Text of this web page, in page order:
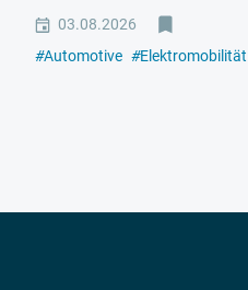
03.08.2026
#Automotive #Elektromobilität